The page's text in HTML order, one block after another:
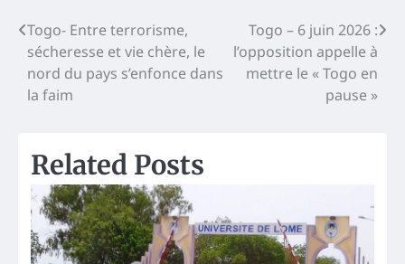
Post
navigation
Togo- Entre terrorisme,
sécheresse et vie chère, le
nord du pays s’enfonce dans
la faim
Togo – 6 juin 2026 :
l’opposition appelle à
mettre le « Togo en
pause »
Related Posts